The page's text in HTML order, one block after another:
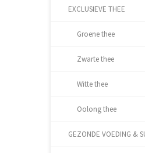
EXCLUSIEVE THEE
Groene thee
Zwarte thee
Witte thee
Oolong thee
GEZONDE VOEDING &